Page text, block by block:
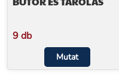
9 db
Mutat